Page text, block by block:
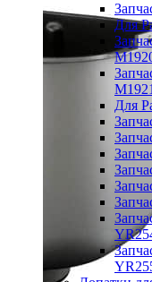
Для
M1921
Для